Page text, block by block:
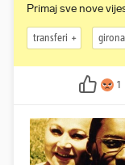
Primaj sve nove
transferi girona
1